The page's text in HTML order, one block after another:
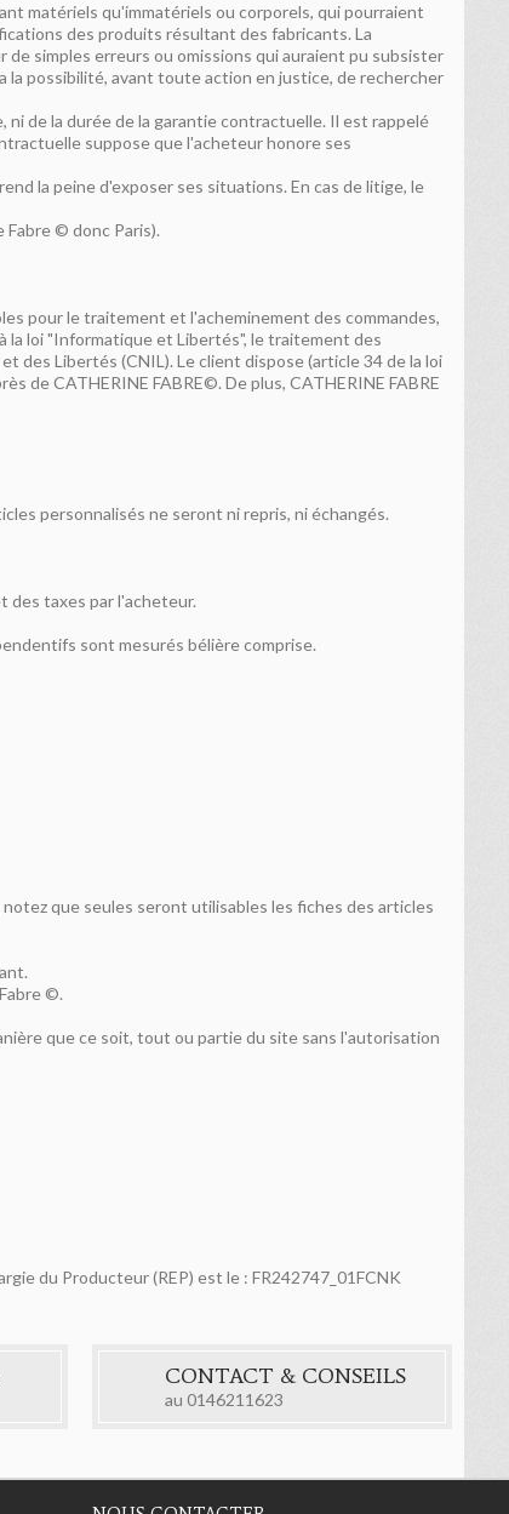
matériels qu'immatériels ou corporels, qui pourraient
des produits résultant des fabricants. La
simples erreurs ou omissions qui auraient pu subsister
possibilité, avant toute action en justice, de rechercher
de la durée de la garantie contractuelle. Il est rappelé
suppose que l'acheteur honore ses
la peine d'exposer ses situations. En cas de litige, le
© donc Paris).
pour le traitement et l'acheminement des commandes,
la loi "Informatique et Libertés", le traitement des
des Libertés (CNIL). Le client dispose (article 34 de la loi
de CATHERINE FABRE©. De plus, CATHERINE FABRE
personnalisés ne seront ni repris, ni échangés.
des taxes par l'acheteur.
sont mesurés bélière comprise.
que seules seront utilisables les fiches des articles
©.
que ce soit, tout ou partie du site sans l'autorisation
du Producteur (REP) est le : FR242747_01FCNK
CONTACT & CONSEILS
au 0146211623